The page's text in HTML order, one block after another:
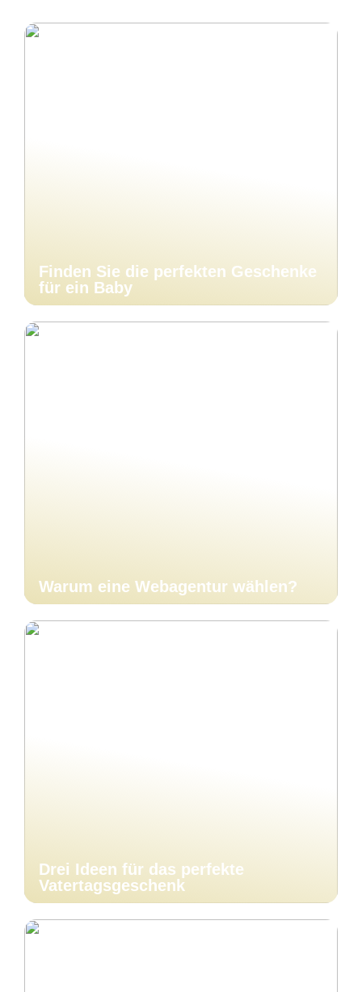
Finden Sie die perfekten Geschenke
für ein Baby
Warum eine Webagentur wählen?
Drei Ideen für das perfekte
Vatertagsgeschenk